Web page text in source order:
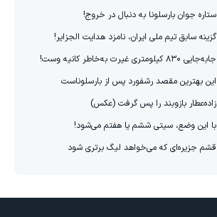
ستاره جوان بارسلونا به دنبال در خروج!
گزینه سابق تیم ملی ایران، نامزد هدایت الجزایر!
جابه‌جایی ۸۳۰ کیلومتری غیرت به‌خاطر کانیه وست!
این بهترین مقصد رشفورد پس از بارسلوناست
زاده‌عطار بازوبند را پس گرفت (عکس)
با این وضع، سیتی ششم یا هفتم می‌شود!
قشم جزیره‌ای که می‌خواهد لیگ برتری شود